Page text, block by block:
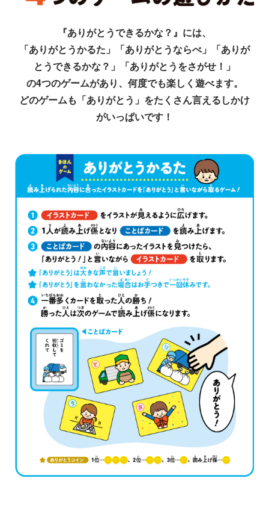
『ありがとうできるかな？』には、
「ありがとうかるた」「ありがとうならべ」「ありが
とうできるかな？」「ありがとうをさがせ！」
の4つのゲームがあり、何度でも楽しく遊べます。
どのゲームも「ありがとう」をたくさん言えるしかけ
がいっぱいです！